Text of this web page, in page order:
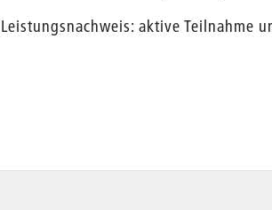
Leistungsnachweis: aktive Teilnahme